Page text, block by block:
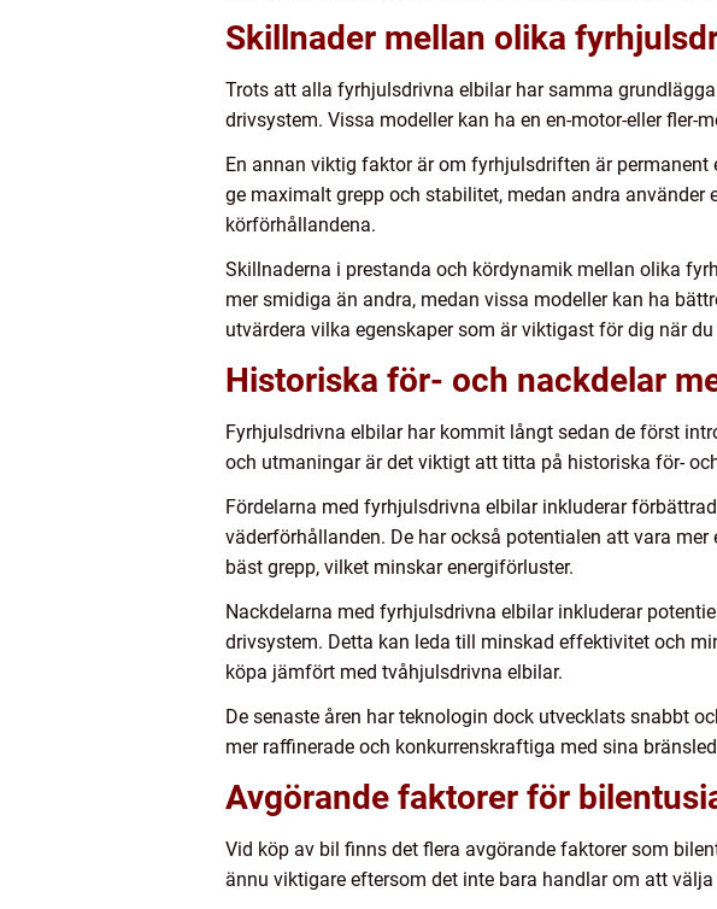
Skillnader mellan olika
Trots att alla fyrhjulsdrivna elbilar har samma
drivsystem. Vissa modeller kan ha en en-motor-eller
En annan viktig faktor är om fyrhjulsdriften är
ge maximalt grepp och stabilitet, medan andra
körförhållandena.
Skillnaderna i prestanda och kördynamik mellan olika
mer smidiga än andra, medan vissa modeller kan ha
utvärdera vilka egenskaper som är viktigast för dig när
Historiska för- och nackdelar
Fyrhjulsdrivna elbilar har kommit långt sedan de först
och utmaningar är det viktigt att titta på historiska för-
Fördelarna med fyrhjulsdrivna elbilar inkluderar
väderförhållanden. De har också potentialen att vara
bäst grepp, vilket minskar energiförluster.
Nackdelarna med fyrhjulsdrivna elbilar inkluderar
drivsystem. Detta kan leda till minskad effektivitet och
köpa jämfört med tvåhjulsdrivna elbilar.
De senaste åren har teknologin dock utvecklats snabbt
mer raffinerade och konkurrenskraftiga med sina
Avgörande faktorer för
Vid köp av bil finns det flera avgörande faktorer som
ännu viktigare eftersom det inte bara handlar om att